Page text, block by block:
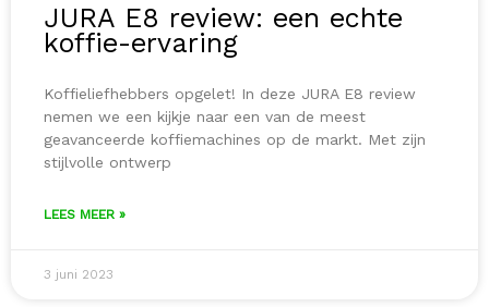
JURA E8 review: een echte
koffie-ervaring
Koffieliefhebbers opgelet! In deze JURA E8 review
nemen we een kijkje naar een van de meest
geavanceerde koffiemachines op de markt. Met zijn
stijlvolle ontwerp
LEES MEER »
3 juni 2023